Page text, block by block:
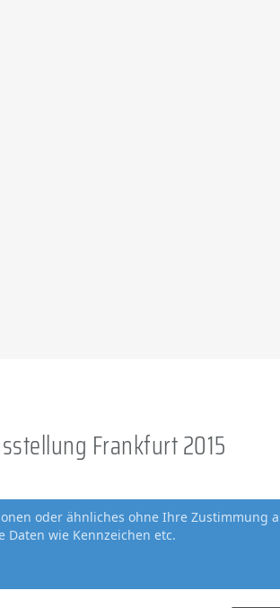
Frankfurt 2015
oder ähnliches ohne Ihre Zustimmung
wie Kennzeichen etc.